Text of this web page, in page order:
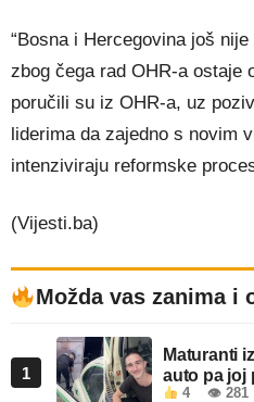
“Bosna i Hercegovina još
zbog čega rad OHR-a ostaje
poručili su iz OHR-a, uz
liderima da zajedno s novim
intenziviraju reformske
(Vijesti.ba)
Možda vas zanima i
1
Maturanti
auto pa joj
4 👁 281